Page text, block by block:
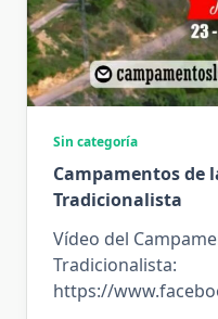
Sin categoría
Campamentos de
Tradicionalista
Vídeo del
Tradicionalista:
https://